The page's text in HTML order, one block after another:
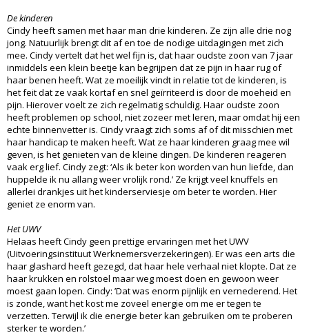
De kinderen
Cindy heeft samen met haar man drie kinderen. Ze zijn alle drie nog
jong. Natuurlijk brengt dit af en toe de nodige uitdagingen met zich
mee. Cindy vertelt dat het wel fijn is, dat haar oudste zoon van 7 jaar
inmiddels een klein beetje kan begrijpen dat ze pijn in haar rug of
haar benen heeft. Wat ze moeilijk vindt in relatie tot de kinderen, is
het feit dat ze vaak kortaf en snel geïrriteerd is door de moeheid en
pijn. Hierover voelt ze zich regelmatig schuldig. Haar oudste zoon
heeft problemen op school, niet zozeer met leren, maar omdat hij een
echte binnenvetter is. Cindy vraagt zich soms af of dit misschien met
haar handicap te maken heeft. Wat ze haar kinderen graag mee wil
geven, is het genieten van de kleine dingen. De kinderen reageren
vaak erg lief. Cindy zegt: ‘Als ik beter kon worden van hun liefde, dan
huppelde ik nu allang weer vrolijk rond.’ Ze krijgt veel knuffels en
allerlei drankjes uit het kinderserviesje om beter te worden. Hier
geniet ze enorm van.
Het UWV
Helaas heeft Cindy geen prettige ervaringen met het UWV
(Uitvoeringsinstituut Werknemersverzekeringen). Er was een arts die
haar glashard heeft gezegd, dat haar hele verhaal niet klopte. Dat ze
haar krukken en rolstoel maar weg moest doen en gewoon weer
moest gaan lopen. Cindy: ’Dat was enorm pijnlijk en vernederend. Het
is zonde, want het kost me zoveel energie om me er tegen te
verzetten. Terwijl ik die energie beter kan gebruiken om te proberen
sterker te worden.’